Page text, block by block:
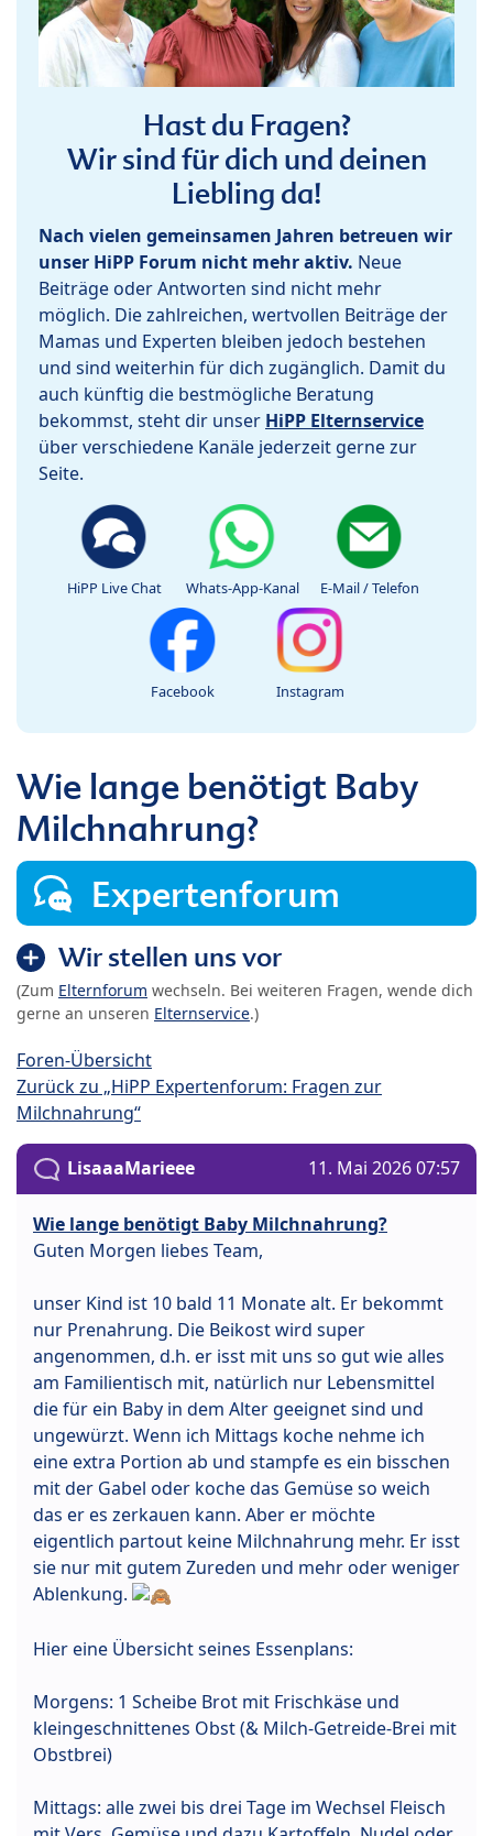
Hast du Fragen?
Wir sind für dich und deinen
Liebling da!
Nach vielen gemeinsamen Jahren betreuen wir
unser HiPP Forum nicht mehr aktiv. Neue
Beiträge oder Antworten sind nicht mehr
möglich. Die zahlreichen, wertvollen Beiträge der
Mamas und Experten bleiben jedoch bestehen
und sind weiterhin für dich zugänglich. Damit du
auch künftig die bestmögliche Beratung
bekommst, steht dir unser HiPP Elternservice
über verschiedene Kanäle jederzeit gerne zur
Seite.
HiPP Live Chat Whats-App-Kanal E-Mail / Telefon
Facebook Instagram
Wie lange benötigt Baby
Milchnahrung?
Expertenforum
Wir stellen uns vor
(Zum Elternforum wechseln. Bei weiteren Fragen, wende dich
gerne an unseren Elternservice.)
Foren-Übersicht
Zurück zu „HiPP Expertenforum: Fragen zur
Milchnahrung“
LisaaaMarieee 11. Mai 2026 07:57
Wie lange benötigt Baby Milchnahrung?
Guten Morgen liebes Team,
unser Kind ist 10 bald 11 Monate alt. Er bekommt
nur Prenahrung. Die Beikost wird super
angenommen, d.h. er isst mit uns so gut wie alles
am Familientisch mit, natürlich nur Lebensmittel
die für ein Baby in dem Alter geeignet sind und
ungewürzt. Wenn ich Mittags koche nehme ich
eine extra Portion ab und stampfe es ein bisschen
mit der Gabel oder koche das Gemüse so weich
das er es zerkauen kann. Aber er möchte
eigentlich partout keine Milchnahrung mehr. Er isst
sie nur mit gutem Zureden und mehr oder weniger
Ablenkung.
Hier eine Übersicht seines Essenplans:
Morgens: 1 Scheibe Brot mit Frischkäse und
kleingeschnittenes Obst (& Milch-Getreide-Brei mit
Obstbrei)
Mittags: alle zwei bis drei Tage im Wechsel Fleisch